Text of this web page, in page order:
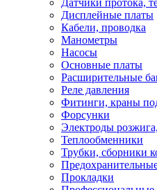
Датчики протока,
Дисплейные платы
Кабели, проводка
Манометры
Насосы
Основные платы
Расширительные
Реле давления
Фитинги, краны
Форсунки
Электроды
Теплообменники
Трубки, сборники
Прокладки